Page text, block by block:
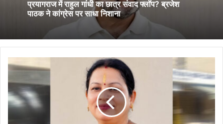
प्रयागराज में राहुल गांधी का छात्र संवाद फ्लॉप? ब्रजेश
पाठक ने कांग्रेस पर साधा निशाना